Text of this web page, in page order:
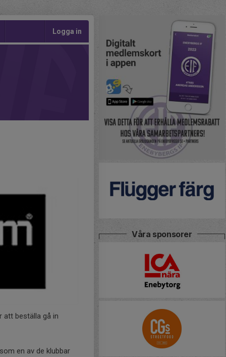
Logga in
att beställa gå in
en av de klubbar
Våra sponsorer